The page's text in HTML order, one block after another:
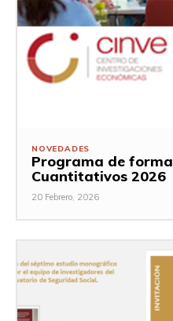
NOVEDADES
Programa de
Cuantitativos 2026
20 Febrero, 2026